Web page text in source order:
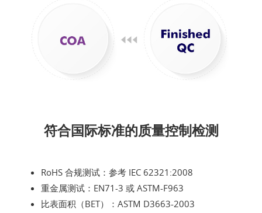
符合国际标准的质量控制检测
RoHS 合规测试：参考 IEC 62321:2008
重金属测试：EN71-3 或 ASTM-F963
比表面积（BET）：ASTM D3663-2003